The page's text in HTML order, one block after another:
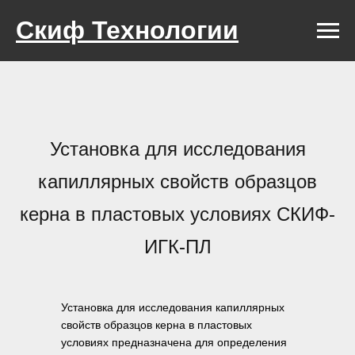
Скиф Технологии
Установка для исследования
капиллярных свойств образцов
керна в пластовых условиях СКИФ-
ИГК-ПЛ
Установка для исследования капиллярных
свойств образцов керна в пластовых
условиях предназначена для определения